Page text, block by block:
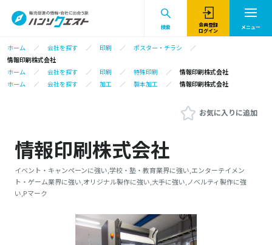
検索
会員登録
ログイン
メニュー
ホーム 会社を探す 印刷
ポスター・チラシ
情報印刷株式会社
ホーム
会社を探す 印刷 特殊印刷
情報印刷株式会社
ホーム
会社を探す 加工 製本加工 情報印刷株式会社
お気に入りに追加
情報印刷株式会社
イベント・キャンペーンに強い,学校・塾・教育業界に強い,エンターテイメン
ト・ゲーム業界に強い,オリジナル製作に強い,大手に強い,ノベルティ製作に強
い,Pマーク